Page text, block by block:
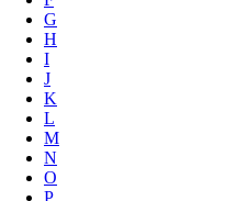
G
H
I
J
K
L
M
N
O
P